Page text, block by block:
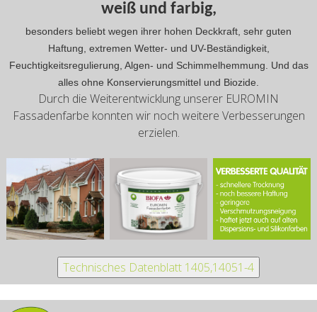
weiß und farbig,
besonders beliebt wegen ihrer hohen Deckkraft, sehr guten
Haftung, extremen Wetter- und UV-Beständigkeit,
Feuchtigkeitsregulierung, Algen- und Schimmelhemmung. Und das
alles ohne Konservierungsmittel und Biozide.
Durch die Weiterentwicklung unserer EUROMIN
Fassadenfarbe konnten wir noch weitere Verbesserungen
erzielen.